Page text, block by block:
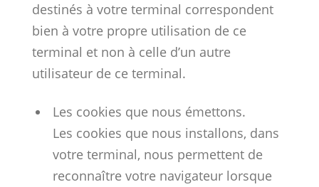
destinés à votre terminal correspondent
bien à votre propre utilisation de ce
terminal et non à celle d’un autre
utilisateur de ce terminal.
Les cookies que nous émettons.
Les cookies que nous installons, dans
votre terminal, nous permettent de
reconnaître votre navigateur lorsque